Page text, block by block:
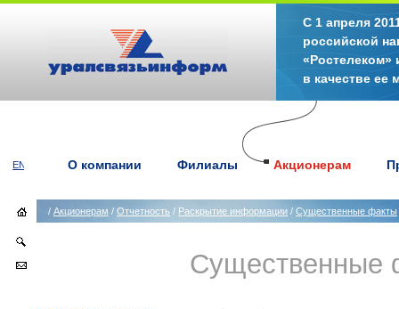
С 1 апреля
российской
«Ростелеком»
в качестве ее
EN О компании Филиалы Акционерам
/ Акционерам / Отчетность / Раскрытие информации / Существенные факты
Существенные